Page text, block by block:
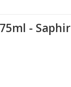
- Saphir